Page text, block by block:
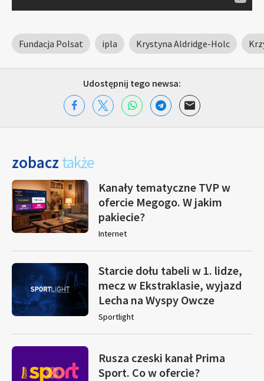
Fundacja Polsat ipla Krystyna Aldridge-Holc
Udostępnij tego newsa:
zobacz także
Kanały tematyczne TVP w
ofercie Megogo. W jakim
pakiecie?
Internet
Starcie dołu tabeli w 1. lidze,
mecz w Ekstraklasie, wyjazd
Lecha na Wyspy Owcze
Sportlight
Rusza czeski kanał Prima
Sport. Co w ofercie?